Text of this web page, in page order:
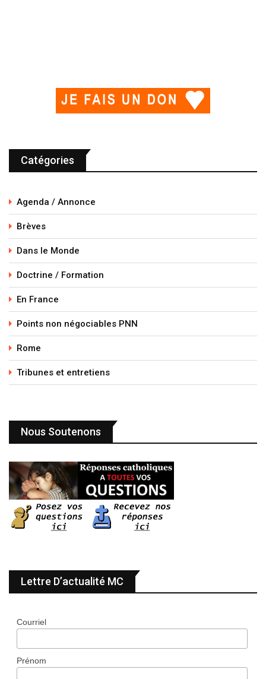
Catégories
Agenda / Annonce
Brèves
Dans le Monde
Doctrine / Formation
En France
Points non négociables PNN
Rome
Tribunes et entretiens
Nous Soutenons
Lettre D’actualité MC
Courriel
Prénom